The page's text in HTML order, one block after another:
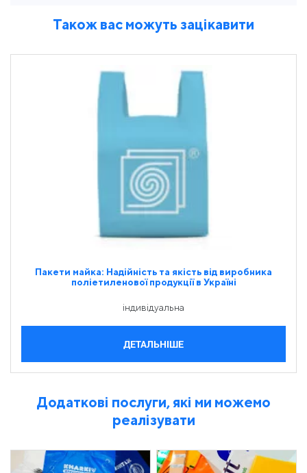
Також вас можуть зацікавити
Пакети майка: Надійність та якість від виробника
поліетиленової продукції в Україні
індивідуальна
ДЕТАЛЬНІШЕ
Додаткові послуги, які ми можемо
реалізувати